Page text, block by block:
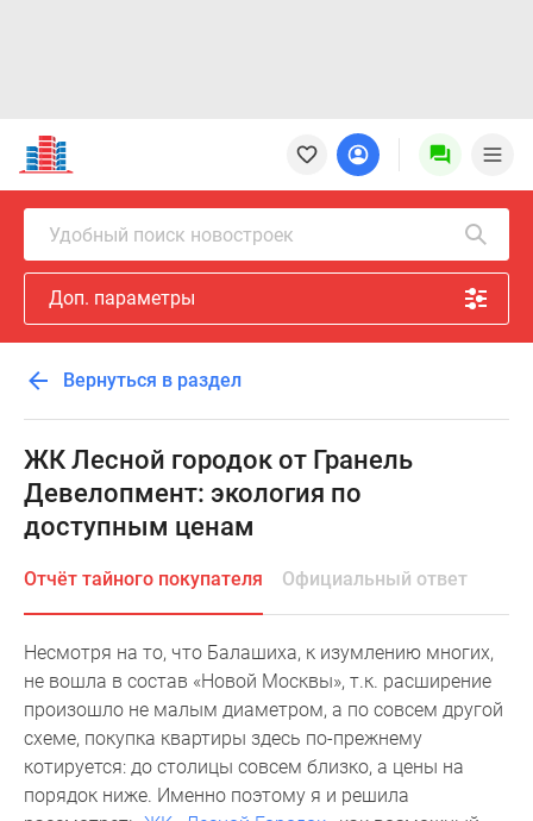
Новостройки
Квартиры
Ипотека
Новостройки
Москвы
Новостройки
Подмосковья
Новостройки
Москвы
Готовые
новостройки
Новостройки
карте
предложения
Коммерческие
помещения
Продавцы
застройщики
Панорамы
новостроек
Удобный поиск новостроек
Доп. параметры
Вернуться в раздел
ЖК Лесной городок от Гранель
Девелопмент: экология по
доступным ценам
Отчёт тайного покупателя Официальный ответ
Несмотря на то, что Балашиха, к изумлению многих,
не вошла в состав «Новой Москвы», т.к. расширение
произошло не малым диаметром, а по совсем другой
схеме, покупка квартиры здесь по-прежнему
котируется: до столицы совсем близко, а цены на
порядок ниже. Именно поэтому я и решила